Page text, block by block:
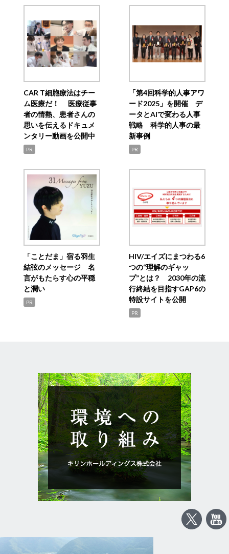
CAR T細胞療法はチー
ム医療だ！ 医療従事
者の情熱、患者さんの
思いを伝えるドキュメ
ンタリー動画を公開中
PR
「第4回科学的人事アワ
ード2025」を開催 デ
ータとAIで変わる人事
戦略 科学的人事の最
新事例
PR
「ことだま」宿る羽生
結弦のメッセージ 名
言がもたらす心の平穏
と潤い
PR
HIV/エイズにまつわる6
つの“理解のギャッ
プ”とは？ 2030年の流
行終結を目指すGAP6の
特設サイトを公開
PR